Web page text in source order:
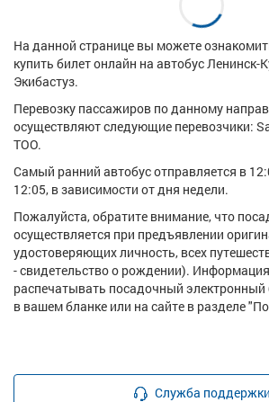
На данной странице вы можете
купить билет онлайн на автобус Ленинск-
Экибастуз.
Перевозку пассажиров по данному
осуществляют следующие перевозчики:
ТОО.
Самый ранний автобус отправляется в
12:05, в зависимости от дня недели.
Пожалуйста, обратите внимание, что
осуществляется при предъявлении
удостоверяющих личность, всех
- свидетельство о рождении).
распечатывать посадочный электронный
в вашем бланке или на сайте в разделе
Служба поддержки